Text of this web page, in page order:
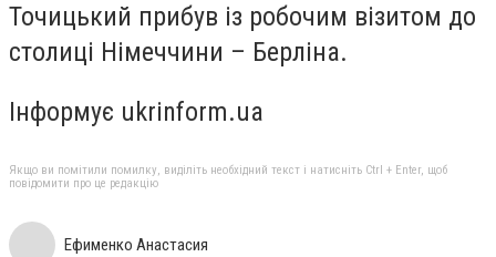
Точицький прибув із робочим візитом до
столиці Німеччини – Берліна.
Інформує ukrinform.ua
Якщо ви помітили помилку, виділіть необхідний текст і натисніть Ctrl + Enter, щоб
повідомити про це редакцію
Ефименко Анастасия